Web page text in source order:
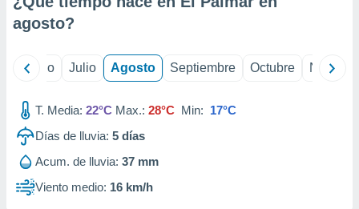
e
publicidad
publicidad
de
agosto?
Junio Julio Agosto Septiembre Octubre
T. Media: 22°C Max.: 28°C Min: 17°C
Días de lluvia: 5 días
Acum. de lluvia: 37 mm
Viento medio: 16 km/h